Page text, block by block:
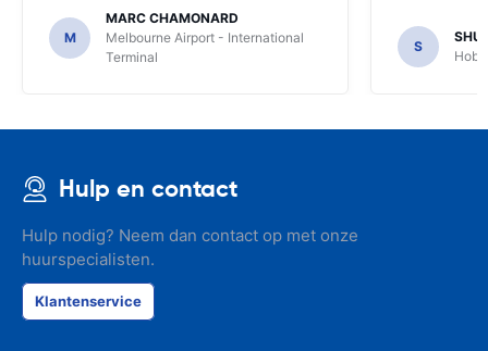
M
MARC CHAMONARD
Melbourne Airport - International
Terminal
S
Hulp en contact
Hulp nodig? Neem dan contact op met onze
huurspecialisten.
Klantenservice